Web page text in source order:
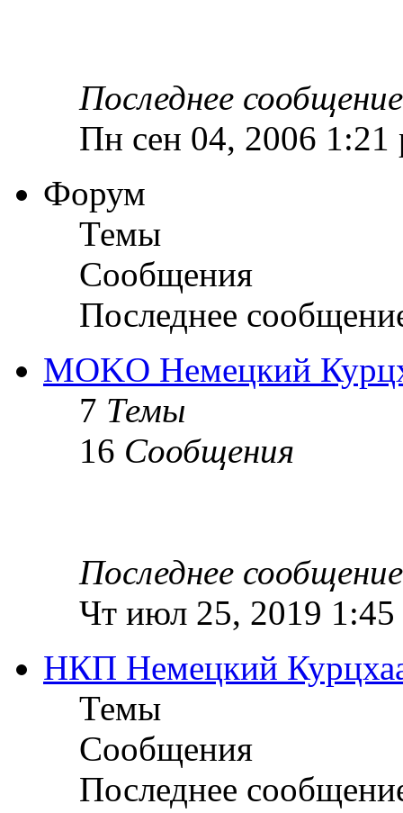
Последнее сообщение
Пн сен 04, 2006 1:21
Форум
Темы
Сообщения
Последнее
MOKO Немецкий
7 Темы
16 Сообщения
Последнее сообщение
Чт июл 25, 2019 1:45
НКП Немецкий
Темы
Сообщения
Последнее